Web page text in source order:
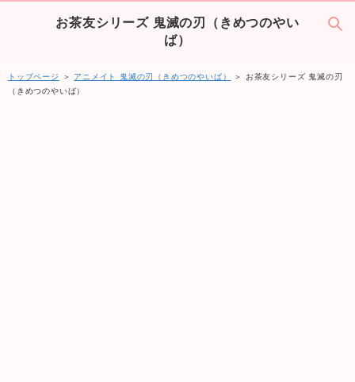
お茶友シリーズ 鬼滅の刃（きめつのやい
ば）
トップページ ＞ アニメイト 鬼滅の刃（きめつのやいば）
＞ お茶友シリーズ 鬼滅の刃
（きめつのやいば）